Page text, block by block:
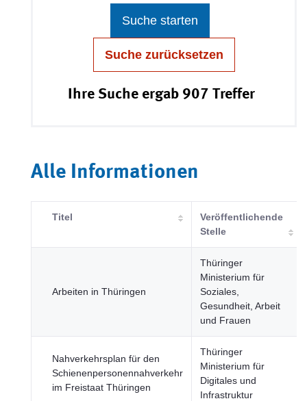
Suche starten
Suche zurücksetzen
Ihre Suche ergab 907 Treffer
Alle Informationen
Titel
Veröffentlichende
Stelle
Arbeiten in Thüringen
Thüringer
Ministerium für
Soziales,
Gesundheit, Arbeit
und Frauen
Nahverkehrsplan für den
Schienenpersonennahverkehr
im Freistaat Thüringen
Thüringer
Ministerium für
Digitales und
Infrastruktur